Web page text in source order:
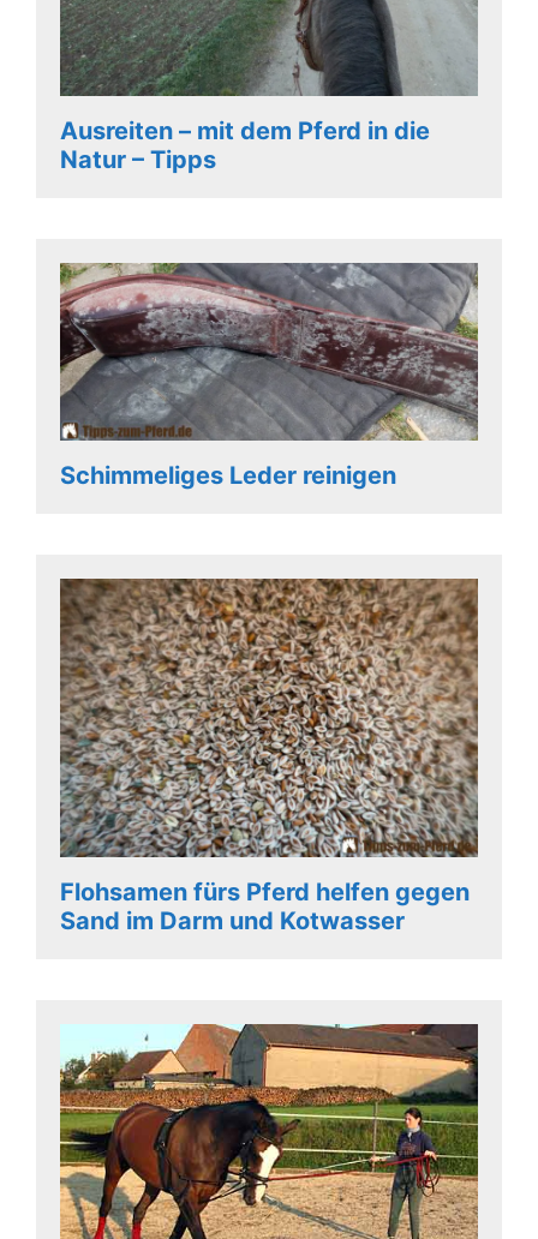
Ausreiten – mit dem Pferd in die
Natur – Tipps
Schimmeliges Leder reinigen
Flohsamen fürs Pferd helfen gegen
Sand im Darm und Kotwasser